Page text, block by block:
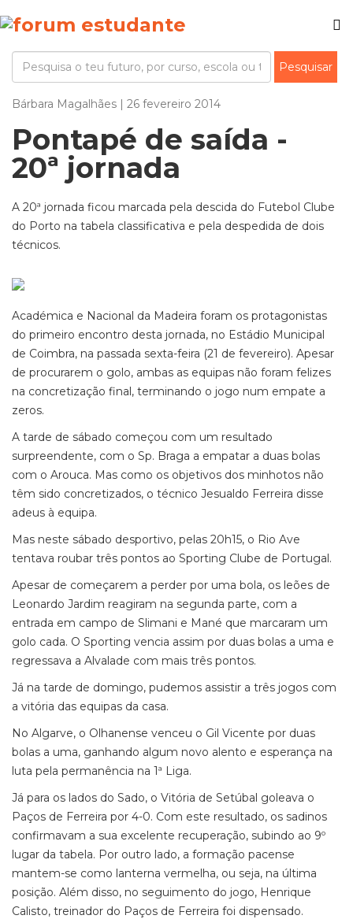
Bárbara Magalhães | 26 fevereiro 2014
Pontapé de saída -
20ª jornada
A 20ª jornada ficou marcada pela descida do Futebol Clube
do Porto na tabela classificativa e pela despedida de dois
técnicos.
Académica e Nacional da Madeira foram os protagonistas
do primeiro encontro desta jornada, no Estádio Municipal
de Coimbra, na passada sexta-feira (21 de fevereiro). Apesar
de procurarem o golo, ambas as equipas não foram felizes
na concretização final, terminando o jogo num empate a
zeros.
A tarde de sábado começou com um resultado
surpreendente, com o Sp. Braga a empatar a duas bolas
com o Arouca. Mas como os objetivos dos minhotos não
têm sido concretizados, o técnico Jesualdo Ferreira disse
adeus à equipa.
Mas neste sábado desportivo, pelas 20h15, o Rio Ave
tentava roubar três pontos ao Sporting Clube de Portugal.
Apesar de começarem a perder por uma bola, os leões de
Leonardo Jardim reagiram na segunda parte, com a
entrada em campo de Slimani e Mané que marcaram um
golo cada. O Sporting vencia assim por duas bolas a uma e
regressava a Alvalade com mais três pontos.
Já na tarde de domingo, pudemos assistir a três jogos com
a vitória das equipas da casa.
No Algarve, o Olhanense venceu o Gil Vicente por duas
bolas a uma, ganhando algum novo alento e esperança na
luta pela permanência na 1ª Liga.
Já para os lados do Sado, o Vitória de Setúbal goleava o
Paços de Ferreira por 4-0. Com este resultado, os sadinos
confirmavam a sua excelente recuperação, subindo ao 9º
lugar da tabela. Por outro lado, a formação pacense
mantem-se como lanterna vermelha, ou seja, na última
posição. Além disso, no seguimento do jogo, Henrique
Calisto, treinador do Paços de Ferreira foi dispensado.